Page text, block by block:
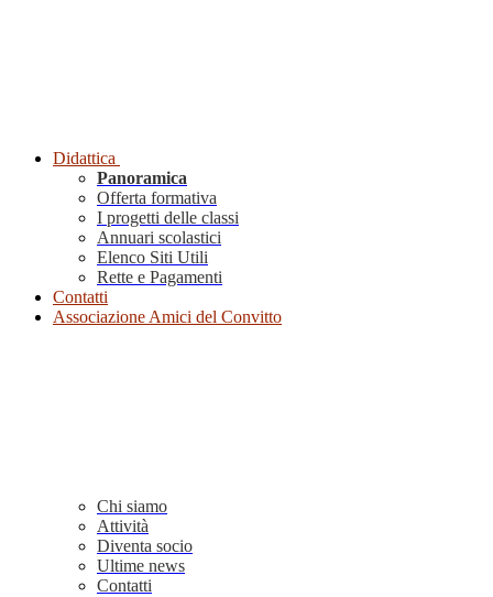
Didattica
Panoramica
Offerta formativa
I progetti delle classi
Annuari scolastici
Elenco Siti Utili
Rette e Pagamenti
Contatti
Associazione Amici del Convitto
Chi siamo
Attività
Diventa socio
Ultime news
Contatti